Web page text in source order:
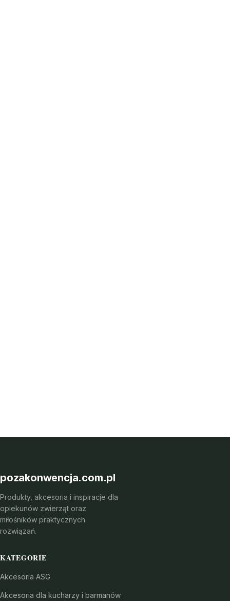
pozakonwencja.com.pl
Produkty, akcesoria i inspiracje dla
opiekunów zwierząt oraz
miłośników praktycznych
rozwiązań.
KATEGORIE
Akcesoria ASG
Akcesoria dla kucharzy i barmanów